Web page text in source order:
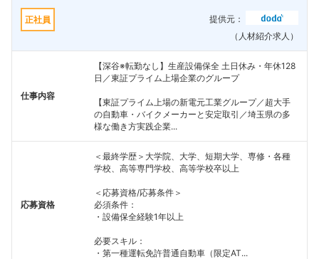
正社員
提供元：
（人材紹介求人）
仕事内容
【深谷※転勤なし】生産設備保全 土日休み・年休128
日／東証プライム上場企業のグループ
【東証プライム上場の新電元工業グループ／超大手
の自動車・バイクメーカーと安定取引／埼玉県の多
様な働き方実践企業...
応募資格
＜最終学歴＞大学院、大学、短期大学、専修・各種
学校、高等専門学校、高等学校卒以上
＜応募資格/応募条件＞
必須条件：
・設備保全経験1年以上
必要スキル：
・第一種運転免許普通自動車（限定AT...